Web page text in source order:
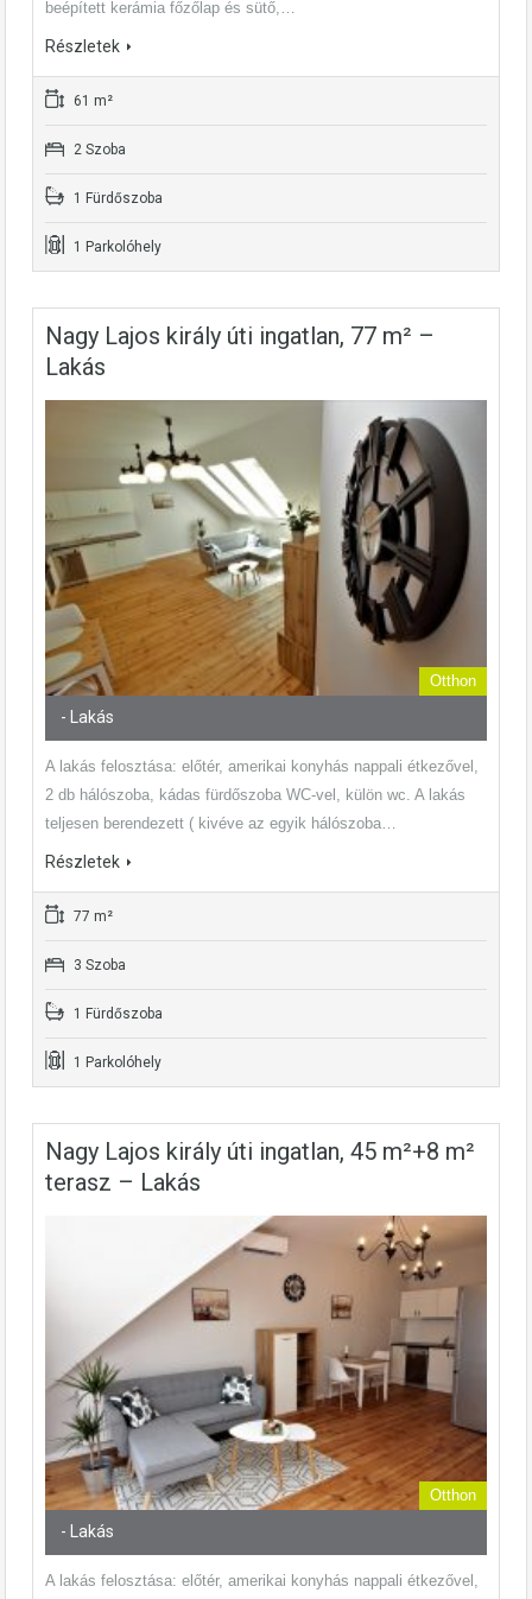
beépített kerámia főzőlap és sütő,…
Részletek
61 m²
2 Szoba
1 Fürdőszoba
1 Parkolóhely
Nagy Lajos király úti ingatlan, 77 m² –
Lakás
Otthon
- Lakás
A lakás felosztása: előtér, amerikai konyhás nappali étkezővel,
2 db hálószoba, kádas fürdőszoba WC-vel, külön wc. A lakás
teljesen berendezett ( kivéve az egyik hálószoba…
Részletek
77 m²
3 Szoba
1 Fürdőszoba
1 Parkolóhely
Nagy Lajos király úti ingatlan, 45 m²+8 m²
terasz – Lakás
Otthon
- Lakás
A lakás felosztása: előtér, amerikai konyhás nappali étkezővel,